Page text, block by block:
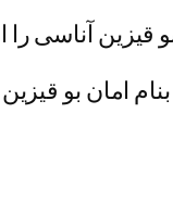
قیزین آناسی
امان بو